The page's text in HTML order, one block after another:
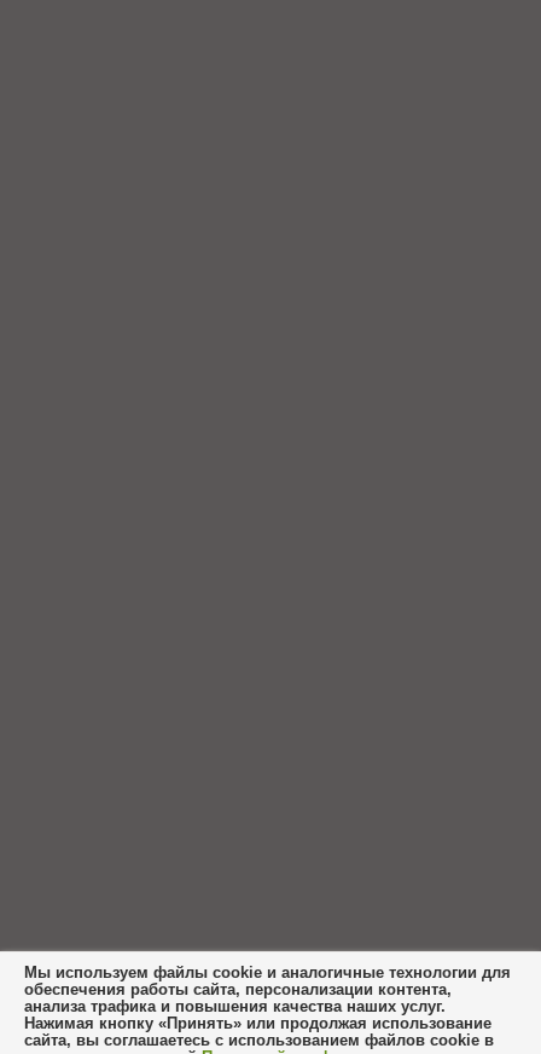
Мы используем файлы cookie и аналогичные технологии для
обеспечения работы сайта, персонализации контента,
анализа трафика и повышения качества наших услуг.
Нажимая кнопку «Принять» или продолжая использование
сайта, вы соглашаетесь с использованием файлов cookie в